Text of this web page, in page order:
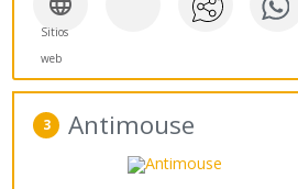
Sitios
web
3 Antimouse